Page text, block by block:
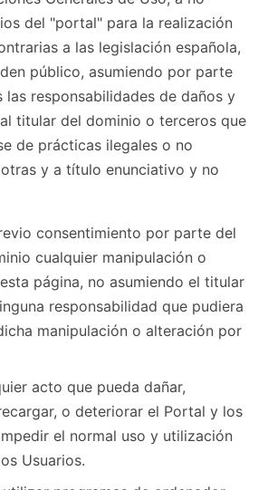
del "portal" para la realización
a las legislación española,
público, asumiendo por parte
las responsabilidades de daños y
titular del dominio o terceros que
de prácticas ilegales o no
y a título enunciativo y no
consentimiento por parte del
cualquier manipulación o
página, no asumiendo el titular
responsabilidad que pudiera
manipulación o alteración por
acto que pueda dañar,
o deteriorar el Portal y los
el normal uso y utilización
Usuarios.